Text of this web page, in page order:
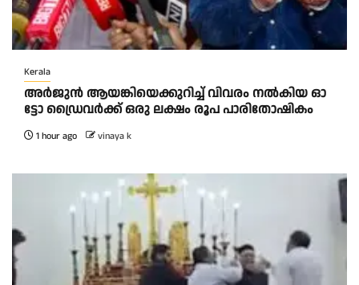
Kerala
അ​ർ​ജു​ൻ ആ​യ​ങ്കി​യെ​ക്കു​റി​ച്ച് വി​വ​രം ന​ൽ​കി​യ ഓ​
ട്ടോ ഡ്രൈ​വ​ർ​ക്ക് ഒ​രു ല​ക്ഷം രൂ​പ പാ​രി​തോ​ഷി​കം
1 hour ago vinaya k